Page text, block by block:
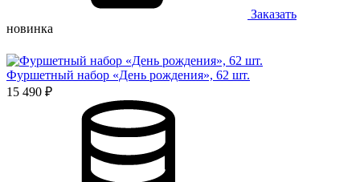
Заказать
новинка
Фуршетный набор «День рождения», 62 шт.
15 490 ₽